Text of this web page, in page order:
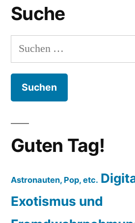
Suche
Suchen
nach:
Guten Tag!
Astronauten, Pop, etc.
Exotismus und